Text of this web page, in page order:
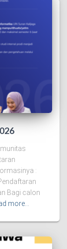
:
Bagi calon
more…